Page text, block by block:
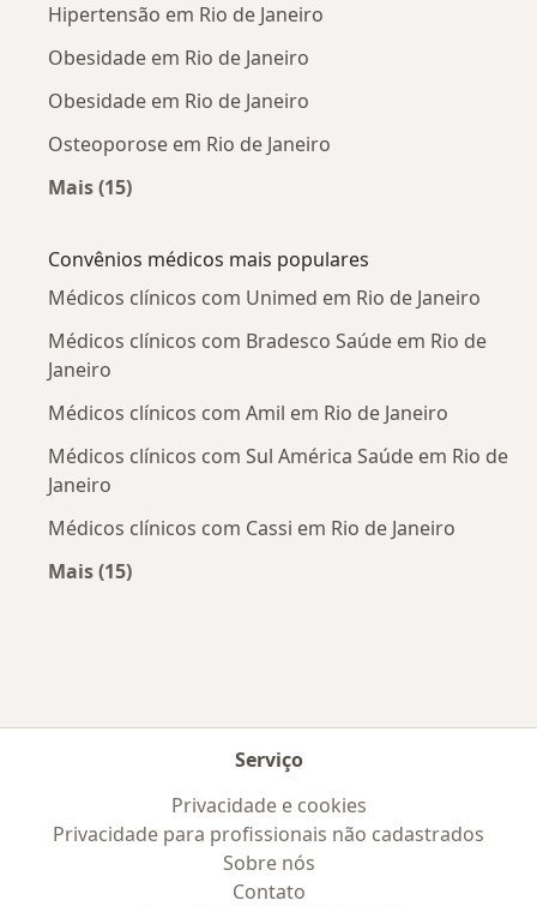
Hipertensão em Rio de Janeiro
Obesidade em Rio de Janeiro
Obesidade em Rio de Janeiro
Osteoporose em Rio de Janeiro
Mais (15)
Convênios médicos mais populares
Médicos clínicos com Unimed em Rio de Janeiro
Médicos clínicos com Bradesco Saúde em Rio de
Janeiro
Médicos clínicos com Amil em Rio de Janeiro
Médicos clínicos com Sul América Saúde em Rio de
Janeiro
Médicos clínicos com Cassi em Rio de Janeiro
Mais (15)
Serviço
Privacidade e cookies
Privacidade para profissionais não cadastrados
Sobre nós
Contato